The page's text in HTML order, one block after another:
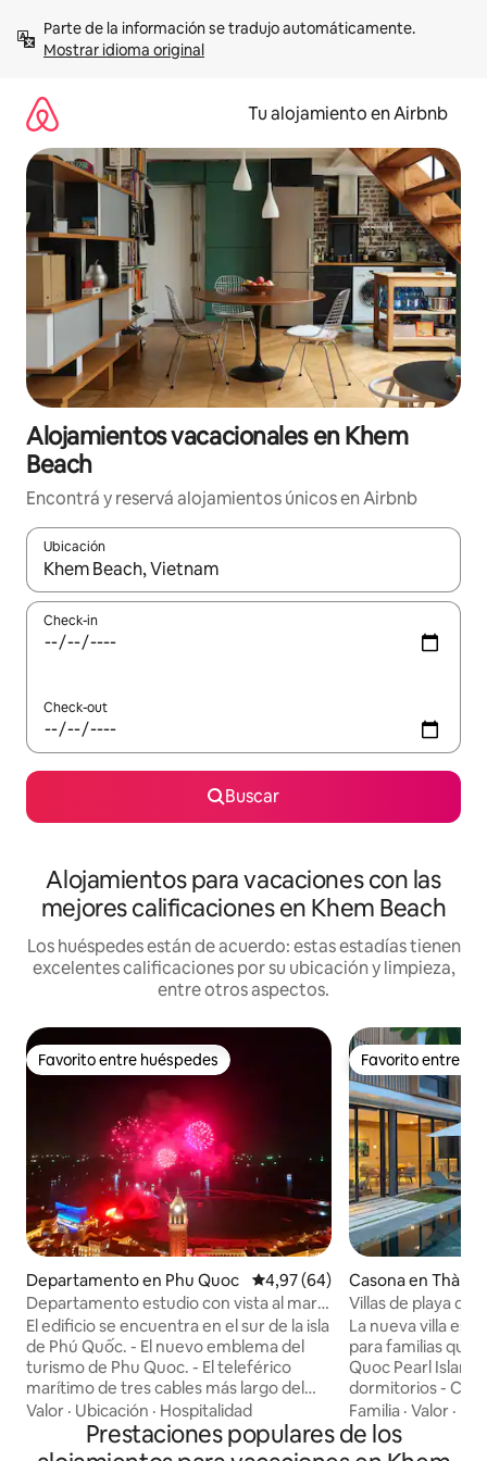
contenidoMostrar idioma original
Tu alojamiento en Airbnb
Alojamientos vacacionales en Khem
Beach
Encontrá y reservá alojamientos únicos en Airbnb
Ubicación
Cuando los resultados estén disponibles, navegá con las
Check-in
Check-out
Buscar
Alojamientos para vacaciones con las
mejores calificaciones en Khem Beach
Los huéspedes están de acuerdo: estas estadías tienen
excelentes calificaciones por su ubicación y limpieza,
entre otros aspectos.
Favorito entre huéspedes
Favorito entre huéspedes
Departamento en Phu Quoc Calificación promedio: 4,97 de
4,97 (64)
Departamento estudio con vista al mar,
fuegos artificiales, propuesta de
matrimonio
El edificio se encuentra en el sur de la isla
de Phú Quốc. - El nuevo emblema del
turismo de Phu Quoc. - El teleférico
marítimo de tres cables más largo del
mundo, con el parque de diversiones
SUNWORLD HÒN THƠM. - El
espectáculo de Jacky a las 17:00, justo
Valor · Ubicación · Hospitalidad
Favorito entre
Favorito entre
Casona en Thành
uốc
Villas de playa de
piscina privada
La nueva villa
para familias que
Quoc Pearl
dormitorios -
utensilios. -
Cómoda piscina
gratuito. - Free
Familia ·Valor ·
Prestaciones populares de los